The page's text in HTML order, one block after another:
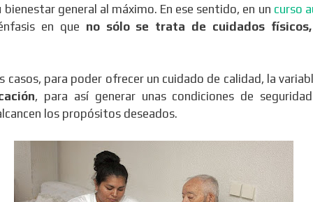
bienestar general al máximo. En ese sentido, en un curso
en que no sólo se trata de cuidados
casos, para poder ofrecer un cuidado de calidad, la
, para así generar unas condiciones de
los propósitos deseados.